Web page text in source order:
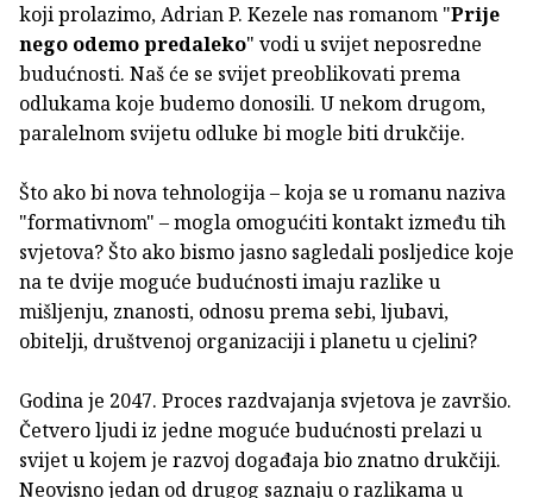
koji prolazimo, Adrian P. Kezele nas romanom "Prije
nego odemo predaleko" vodi u svijet neposredne
budućnosti. Naš će se svijet preoblikovati prema
odlukama koje budemo donosili. U nekom drugom,
paralelnom svijetu odluke bi mogle biti drukčije.
Što ako bi nova tehnologija – koja se u romanu naziva
"formativnom" – mogla omogućiti kontakt između tih
svjetova? Što ako bismo jasno sagledali posljedice koje
na te dvije moguće budućnosti imaju razlike u
mišljenju, znanosti, odnosu prema sebi, ljubavi,
obitelji, društvenoj organizaciji i planetu u cjelini?
Godina je 2047. Proces razdvajanja svjetova je završio.
Četvero ljudi iz jedne moguće budućnosti prelazi u
svijet u kojem je razvoj događaja bio znatno drukčiji.
Neovisno jedan od drugog saznaju o razlikama u